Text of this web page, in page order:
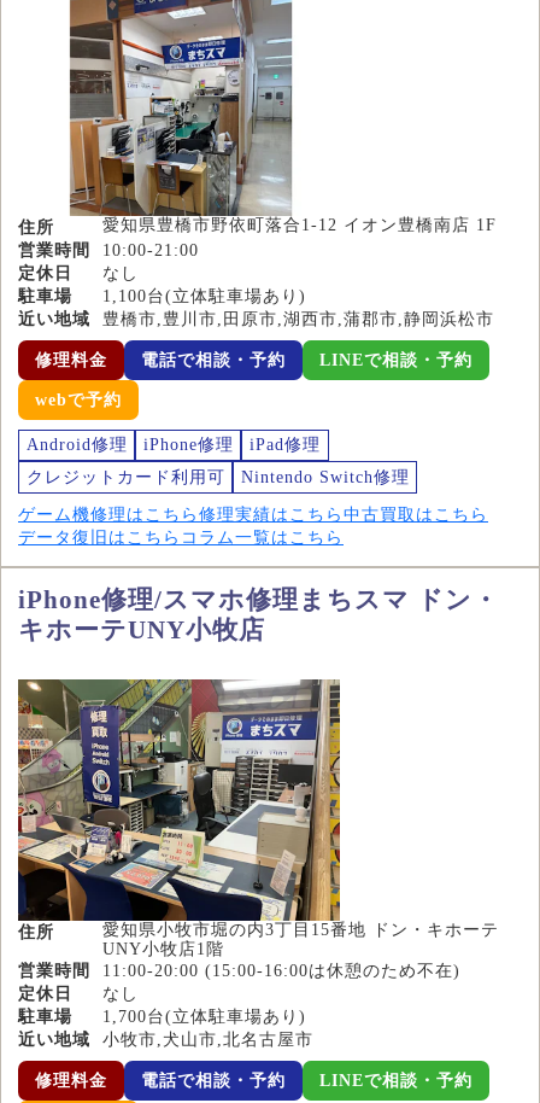
住所
愛知県豊橋市野依町落合1-12 イオン豊橋南店 1F
営業時間
10:00-21:00
定休日
なし
駐車場
1,100台(立体駐車場あり)
近い地域
豊橋市,豊川市,田原市,湖西市,蒲郡市,静岡浜松市
修理料金 電話で相談・予約 LINEで相談・予約
webで予約
Android修理 iPhone修理
iPad修理
クレジットカード利用可
Nintendo Switch修理
ゲーム機修理はこちら 修理実績はこちら 中古買取はこちら
データ復旧はこちら コラム一覧はこちら
iPhone修理/スマホ修理まちスマ ドン・
キホーテUNY小牧店
住所
愛知県小牧市堀の内3丁目15番地 ドン・キホーテ
UNY小牧店1階
営業時間
11:00-20:00 (15:00-16:00は休憩のため不在)
定休日
なし
駐車場
1,700台(立体駐車場あり)
近い地域
小牧市,犬山市,北名古屋市
修理料金 電話で相談・予約 LINEで相談・予約